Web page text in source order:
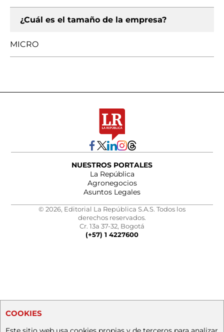
¿Cuál es el tamaño de la empresa?
MICRO
NUESTROS PORTALES
La República
Agronegocios
Asuntos Legales
© 2026, Editorial La República S.A.S. Todos los
derechos reservados.
Cr. 13a 37-32, Bogotá
(+57) 1 4227600
COOKIES